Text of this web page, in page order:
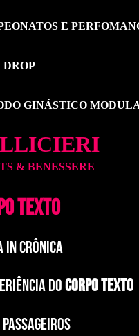
E
DROP
GINÁSTICO
& BENESSERE
TEXTO
IN CRÔNICA
DOCORPO TEXTO